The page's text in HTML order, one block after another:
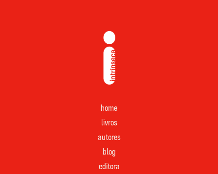
home
livros
autores
blog
editora